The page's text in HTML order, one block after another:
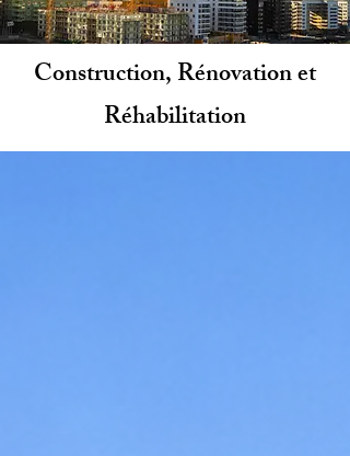
Construction, Rénovation et
Réhabilitation